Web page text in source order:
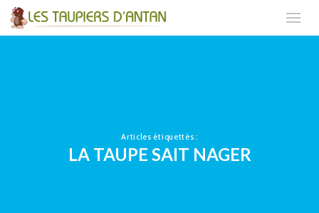
Articles étiquettés :
LA TAUPE SAIT NAGER